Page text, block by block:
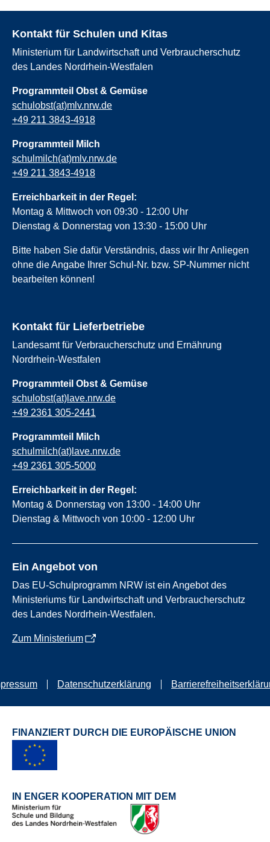
Kontakt für Schulen und Kitas
Ministerium für Landwirtschaft und Verbraucherschutz
des Landes Nordrhein-Westfalen
Programmteil Obst & Gemüse
schulobst(at)mlv.nrw.de
+49 211 3843-4918
Programmteil Milch
schulmilch(at)mlv.nrw.de
+49 211 3843-4918
Erreichbarkeit in der Regel:
Montag & Mittwoch von 09:30 - 12:00 Uhr
Dienstag & Donnerstag von 13:30 - 15:00 Uhr
Bitte haben Sie dafür Verständnis, dass wir Ihr Anliegen
ohne die Angabe Ihrer Schul-Nr. bzw. SP-Nummer nicht
bearbeiten können!
Kontakt für Lieferbetriebe
Landesamt für Verbraucherschutz und Ernährung
Nordrhein-Westfalen
Programmteil Obst & Gemüse
schulobst(at)lave.nrw.de
+49 2361 305-2441
Programmteil Milch
schulmilch(at)lave.nrw.de
+49 2361 305-5000
Erreichbarkeit in der Regel:
Montag & Donnerstag von 13:00 - 14:00 Uhr
Dienstag & Mittwoch von 10:00 - 12:00 Uhr
Ein Angebot von
Das EU-Schulprogramm NRW ist ein Angebot des
Ministeriums für Landwirtschaft und Verbraucherschutz
des Landes Nordrhein-Westfalen.
Zum Ministerium
Datenschutzerklärung
FINANZIERT DURCH DIE EUROPÄISCHE UNION
IN ENGER KOOPERATION MIT DEM